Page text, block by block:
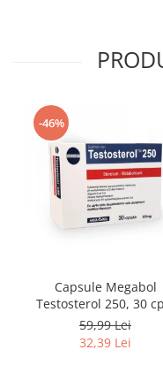
-46%
Capsule Megabol
Testosterol 250, 30
puternic anabolizant
natural, creste nivelul
testosteron
59,99 Lei
32,39 Lei